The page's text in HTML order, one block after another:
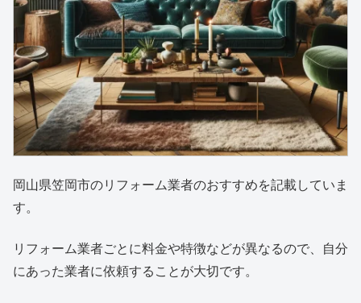
岡山県笠岡市のリフォーム業者のおすすめを記載していま
す。
リフォーム業者ごとに料金や特徴などが異なるので、自分
にあった業者に依頼することが大切です。